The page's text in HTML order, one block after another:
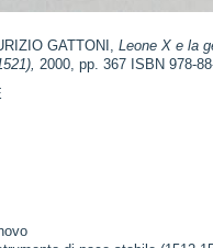
GATTONI, Leone X e la
2000, pp. 367 ISBN 978-